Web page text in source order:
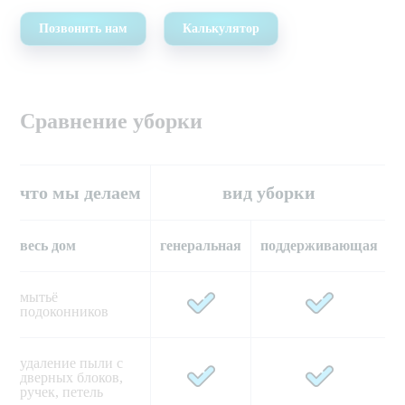
Позвонить нам Калькулятор
Сравнение уборки
что мы делаем вид уборки
весь дом генеральная поддерживающая
мытьё
подоконников
удаление пыли с
дверных блоков,
ручек, петель